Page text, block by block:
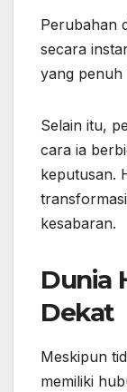
Perubahan
secara
yang penuh
Selain itu,
cara ia
keputusan.
kesabaran.
Dunia
Dekat
Meskipun
memiliki